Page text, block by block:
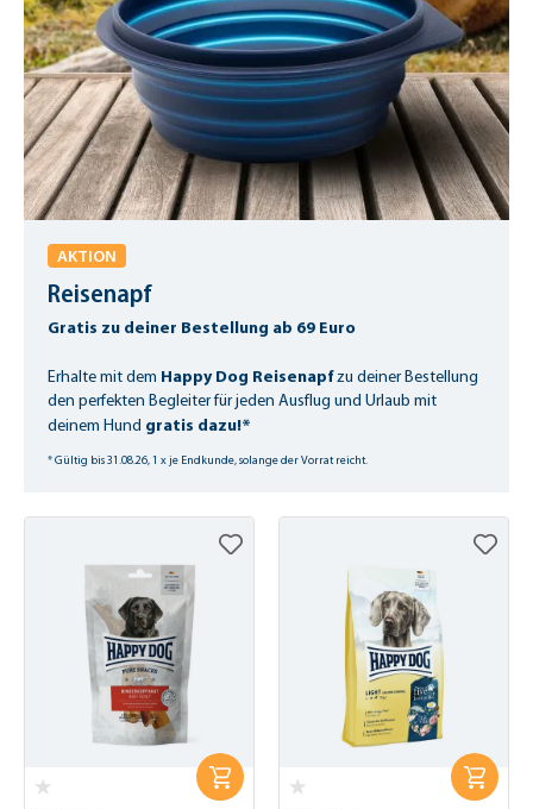
AKTION
Reisenapf
Gratis zu deiner Bestellung ab 69 Euro
Erhalte mit dem Happy Dog Reisenapfzu deiner Bestellung
den perfekten Begleiter für jeden Ausflug und Urlaub mit
deinem Hund gratis dazu!*
* Gültig bis 31.08.26, 1 x je Endkunde, solange der Vorrat reicht.